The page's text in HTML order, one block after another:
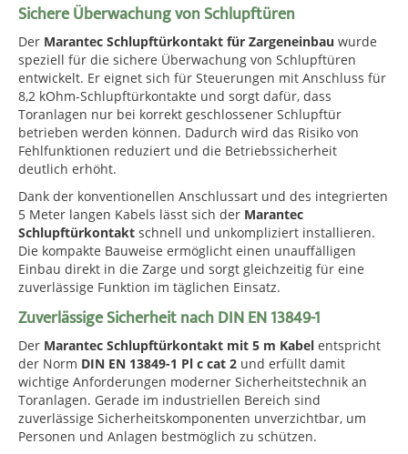
Sichere Überwachung von Schlupftüren
Der Marantec Schlupftürkontakt für Zargeneinbau wurde
speziell für die sichere Überwachung von Schlupftüren
entwickelt. Er eignet sich für Steuerungen mit Anschluss für
8,2 kOhm-Schlupftürkontakte und sorgt dafür, dass
Toranlagen nur bei korrekt geschlossener Schlupftür
betrieben werden können. Dadurch wird das Risiko von
Fehlfunktionen reduziert und die Betriebssicherheit
deutlich erhöht.
Dank der konventionellen Anschlussart und des integrierten
5 Meter langen Kabels lässt sich der Marantec
Schlupftürkontakt schnell und unkompliziert installieren.
Die kompakte Bauweise ermöglicht einen unauffälligen
Einbau direkt in die Zarge und sorgt gleichzeitig für eine
zuverlässige Funktion im täglichen Einsatz.
Zuverlässige Sicherheit nach DIN EN 13849-1
Der Marantec Schlupftürkontakt mit 5 m Kabel entspricht
der Norm DIN EN 13849-1 Pl c cat 2 und erfüllt damit
wichtige Anforderungen moderner Sicherheitstechnik an
Toranlagen. Gerade im industriellen Bereich sind
zuverlässige Sicherheitskomponenten unverzichtbar, um
Personen und Anlagen bestmöglich zu schützen.